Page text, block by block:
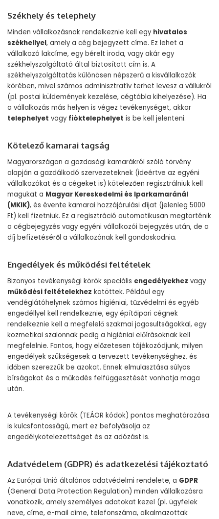
Székhely és telephely
Minden vállalkozásnak rendelkeznie kell egy hivatalos
székhellyel, amely a cég bejegyzett címe. Ez lehet a
vállalkozó lakcíme, egy bérelt iroda, vagy akár egy
székhelyszolgáltató által biztosított cím is. A
székhelyszolgáltatás különösen népszerű a kisvállalkozók
körében, mivel számos adminisztratív terhet levesz a vállukról
(pl. postai küldemények kezelése, cégtábla kihelyezése). Ha
a vállalkozás más helyen is végez tevékenységet, akkor
telephelyet vagy fióktelephelyet is be kell jelenteni.
Kötelező kamarai tagság
Magyarországon a gazdasági kamarákról szóló törvény
alapján a gazdálkodó szervezeteknek (ideértve az egyéni
vállalkozókat és a cégeket is) kötelezően regisztrálniuk kell
magukat a Magyar Kereskedelmi és Iparkamaránál
(MKIK), és évente kamarai hozzájárulási díjat (jelenleg 5000
Ft) kell fizetniük. Ez a regisztráció automatikusan megtörténik
a cégbejegyzés vagy egyéni vállalkozói bejegyzés után, de a
díj befizetéséről a vállalkozónak kell gondoskodnia.
Engedélyek és működési feltételek
Bizonyos tevékenységi körök speciális engedélyekhez vagy
működési feltételekhez kötöttek. Például egy
vendéglátóhelynek számos higiéniai, tűzvédelmi és egyéb
engedéllyel kell rendelkeznie, egy építőipari cégnek
rendelkeznie kell a megfelelő szakmai jogosultságokkal, egy
kozmetikai szalonnak pedig a higiéniai előírásoknak kell
megfelelnie. Fontos, hogy előzetesen tájékozódjunk, milyen
engedélyek szükségesek a tervezett tevékenységhez, és
időben szerezzük be azokat. Ennek elmulasztása súlyos
bírságokat és a működés felfüggesztését vonhatja maga
után.
A tevékenységi körök (TEÁOR kódok) pontos meghatározása
is kulcsfontosságú, mert ez befolyásolja az
engedélykötelezettséget és az adózást is.
Adatvédelem (GDPR) és adatkezelési tájékoztató
Az Európai Unió általános adatvédelmi rendelete, a GDPR
(General Data Protection Regulation) minden vállalkozásra
vonatkozik, amely személyes adatokat kezel (pl. ügyfelek
neve, címe, e-mail címe, telefonszáma, alkalmazottak